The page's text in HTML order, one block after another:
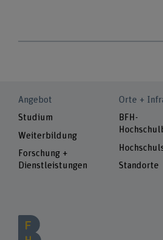
Angebot
Studium
Weiterbildung
Forschung +
Dienstleistungen
Orte +
BFH-
Standorte